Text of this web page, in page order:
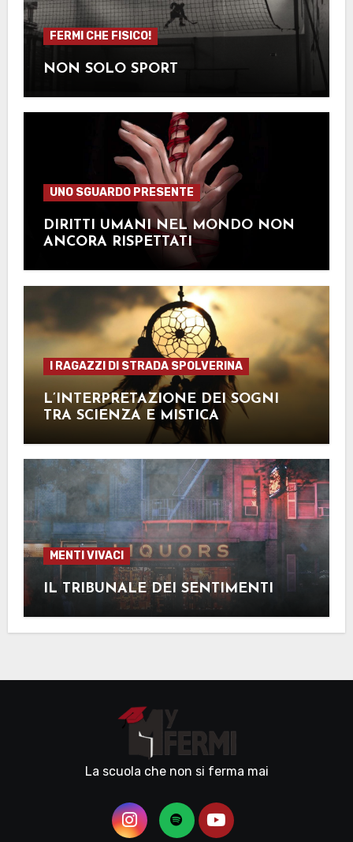
FERMI CHE FISICO!
NON SOLO SPORT
UNO SGUARDO PRESENTE
DIRITTI UMANI NEL MONDO NON
ANCORA RISPETTATI
I RAGAZZI DI STRADA SPOLVERINA
L’INTERPRETAZIONE DEI SOGNI
TRA SCIENZA E MISTICA
MENTI VIVACI
IL TRIBUNALE DEI SENTIMENTI
La scuola che non si ferma mai